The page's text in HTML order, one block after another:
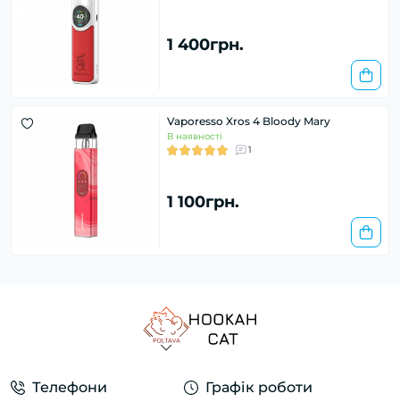
1 400грн.
Vaporesso Xros 4 Bloody Mary
В наявності
1
1 100грн.
Телефони Графік роботи